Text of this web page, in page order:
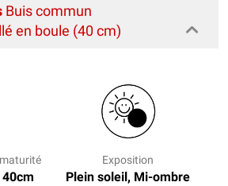
Buis commun
en boule (40 cm)
Exposition
Plein soleil, Mi-ombre